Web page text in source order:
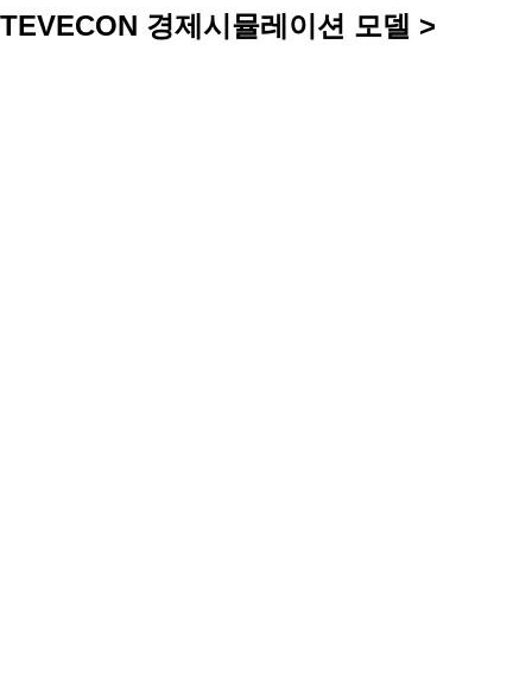
TEVECON 경제시뮬레이션 모델 >